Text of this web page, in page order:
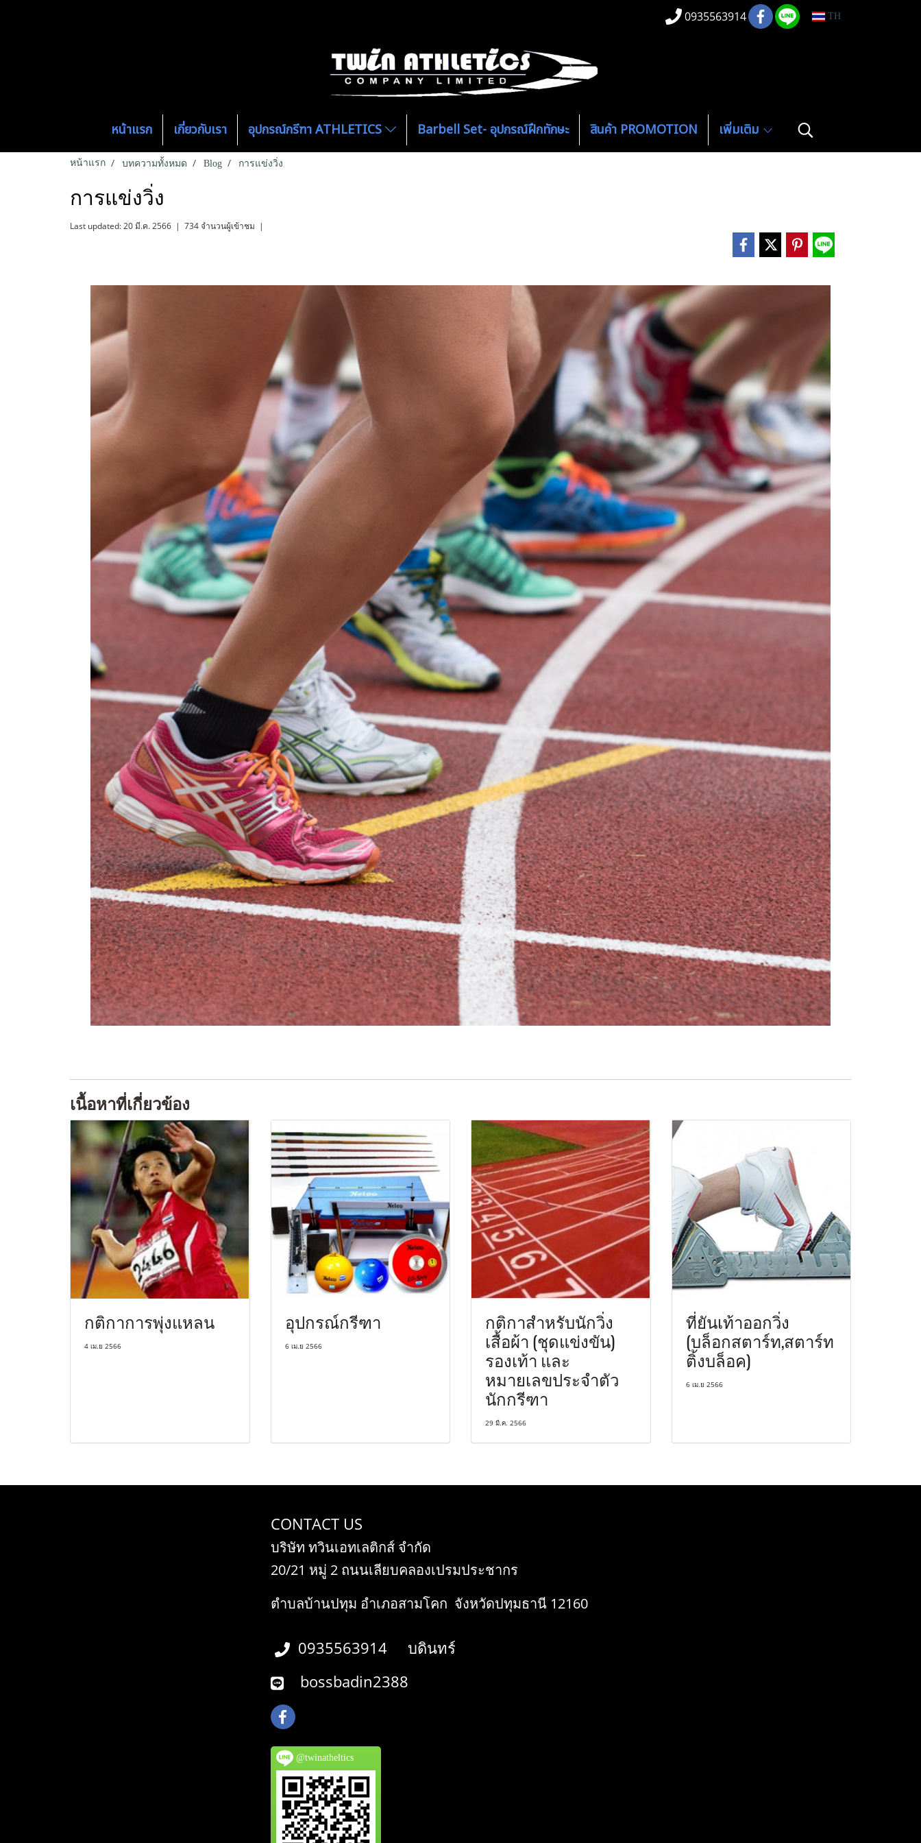
0935563914 TH
หน้าแรก เกี่ยวกับเรา อุปกรณ์กรีฑา ATHLETICS Barbell Set- อุปกรณ์ฝึกทักษะ สินค้า PROMOTION เพิ่มเติม
หน้าแรก บทความทั้งหมด Blog การแข่งวิ่ง
การแข่งวิ่ง
Last updated: 20 มี.ค. 2566 | 734 จำนวนผู้เข้าชม |
เนื้อหาที่เกี่ยวข้อง
กติกาการพุ่งแหลน
4 เม.ย 2566
อุปกรณ์กรีฑา
6 เม.ย 2566
กติกาสำหรับนักวิ่ง
เสื้อผ้า (ชุดแข่งขัน)
รองเท้า และ
หมายเลขประจำตัว
นักกรีฑา
29 มี.ค. 2566
ที่ยันเท้าออกวิ่ง
(บล็อกสตาร์ท,สตาร์ท
ติ้งบล็อค)
6 เม.ย 2566
CONTACT US
บริษัท ทวินเอทเลติกส์ จำกัด
20/21 หมู่ 2 ถนนเลียบคลองเปรมประชากร
ตำบลบ้านปทุม อำเภอสามโคก จังหวัดปทุมธานี 12160
0935563914 บดินทร์
bossbadin2388
@twinatheltics